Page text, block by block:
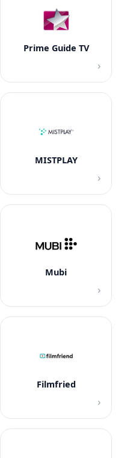
Prime Guide TV
›
MISTPLAY
›
Mubi
›
Filmfried
›